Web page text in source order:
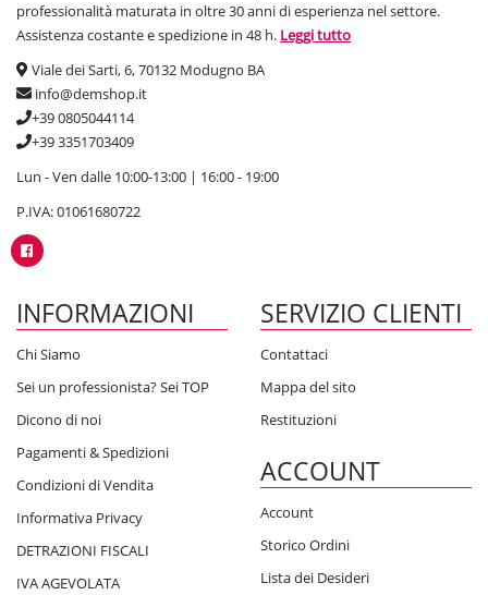
professionalità maturata in oltre 30 anni di esperienza nel settore.
Assistenza costante e spedizione in 48 h. Leggi tutto
Viale dei Sarti, 6, 70132 Modugno BA
info@demshop.it
+39 0805044114
+39 3351703409
Lun - Ven dalle 10:00-13:00 | 16:00 - 19:00
P.IVA: 01061680722
INFORMAZIONI
Chi Siamo
Sei un professionista? Sei TOP
Dicono di noi
Pagamenti & Spedizioni
Condizioni di Vendita
Informativa Privacy
DETRAZIONI FISCALI
IVA AGEVOLATA
SERVIZIO CLIENTI
Contattaci
Mappa del sito
Restituzioni
ACCOUNT
Account
Storico Ordini
Lista dei Desideri